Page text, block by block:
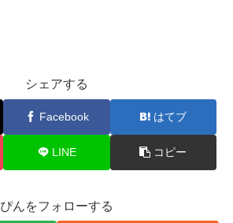
シェアする
Facebook はてブ
LINE コピー
ぴんをフォローする